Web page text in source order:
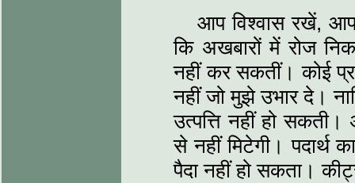
आप विश्‍वास रखें,
कि अखबारों में रोज
नहीं कर सकतीं। कोई
नहीं जो मुझे उभार दे।
उत्‍पत्ति नहीं हो
से नहीं मिटेगी। पदार्थ
पैदा नहीं हो सकता।